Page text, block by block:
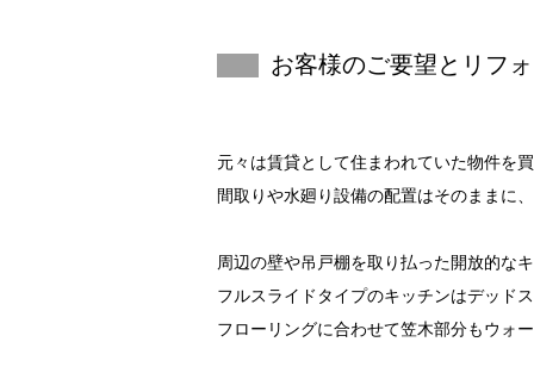
お客様のご要望と リフ
元々は賃貸として住まわれていた物件を
間取りや水廻り設備の配置はそのままに
周辺の壁や吊戸棚を取り払った開放的な
フルスライドタイプのキッチンはデッド
フローリングに合わせて笠木部分もウォ